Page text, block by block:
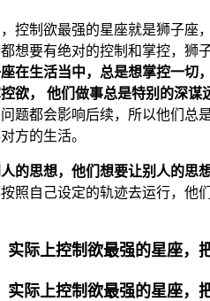
控制欲最强的星座就是狮子
想要有绝对的控制和掌控，
在生活当中，总是想掌控一切
欲， 他们做事总是特别的深
题都会影响后续，所以他们总
方的生活。
的思想，他们想要让别人的思
照自己设定的轨迹去运行，
际上控制欲最强的星座，
际上控制欲最强的星座，